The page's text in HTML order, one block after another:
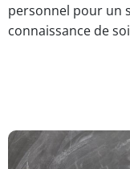
personnel pour un
connaissance de